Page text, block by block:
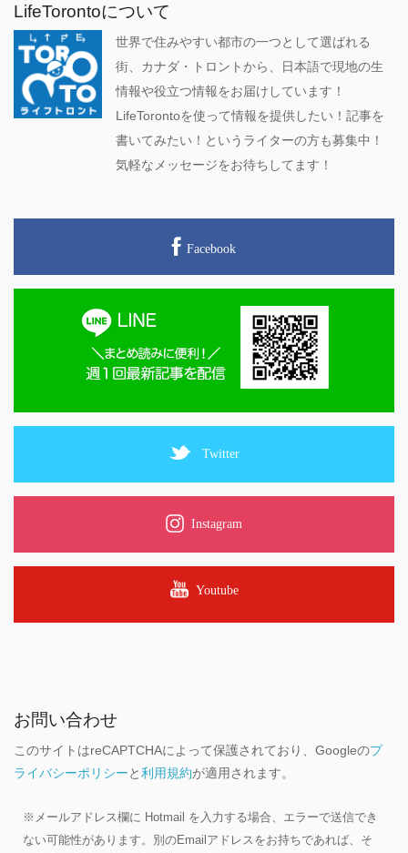
LifeTorontoについて
世界で住みやすい都市の一つとして選ばれる
街、カナダ・トロントから、日本語で現地の生
情報や役立つ情報をお届けしています！
LifeTorontoを使って情報を提供したい！記事を
書いてみたい！というライターの方も募集中！
気軽なメッセージをお待ちしてます！
Facebook
Twitter
Instagram
Youtube
お問い合わせ
このサイトはreCAPTCHAによって保護されており、Googleのプ
ライバシーポリシーと利用規約が適用されます。
※メールアドレス欄に Hotmail を入力する場合、エラーで送信でき
ない可能性があります。別のEmailアドレスをお持ちであれば、そ